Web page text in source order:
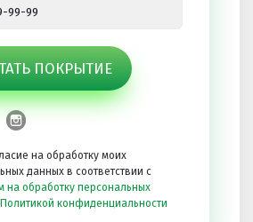
ПОКРЫТИЕ
на обработку моих
данных в соответствии с
на обработку персональных
Политикой конфиденциальности